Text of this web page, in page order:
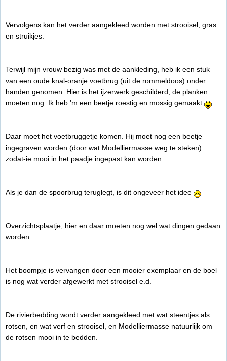
Vervolgens kan het verder aangekleed worden met strooisel, gras
en struikjes.
Terwijl mijn vrouw bezig was met de aankleding, heb ik een stuk
van een oude knal-oranje voetbrug (uit de rommeldoos) onder
handen genomen. Hier is het ijzerwerk geschilderd, de planken
moeten nog. Ik heb 'm een beetje roestig en mossig gemaakt
Daar moet het voetbruggetje komen. Hij moet nog een beetje
ingegraven worden (door wat Modelliermasse weg te steken)
zodat-ie mooi in het paadje ingepast kan worden.
Als je dan de spoorbrug teruglegt, is dit ongeveer het idee
Overzichtsplaatje; hier en daar moeten nog wel wat dingen gedaan
worden.
Het boompje is vervangen door een mooier exemplaar en de boel
is nog wat verder afgewerkt met strooisel e.d.
De rivierbedding wordt verder aangekleed met wat steentjes als
rotsen, en wat verf en strooisel, en Modelliermasse natuurlijk om
de rotsen mooi in te bedden.